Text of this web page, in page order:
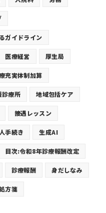
ガイドライン
医療経営 厚生局
充実体制加算
診療所 地域包括ケア
接遇レッスン
手続き 生成AI
目次:令和8年診療報酬改定
診療報酬 身だしなみ
方箋